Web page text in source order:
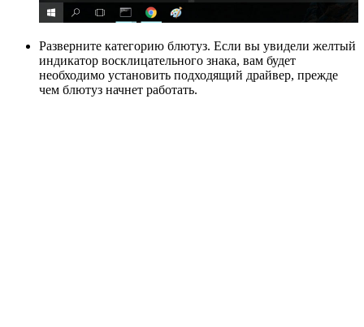
Разверните категорию блютуз. Если вы увидели желтый
индикатор восклицательного знака, вам будет
необходимо установить подходящий драйвер, прежде
чем блютуз начнет работать.